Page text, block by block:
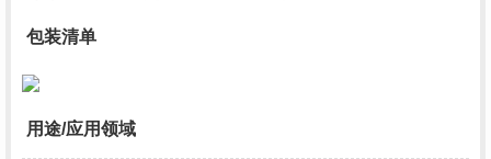
包装清单
用途/应用领域